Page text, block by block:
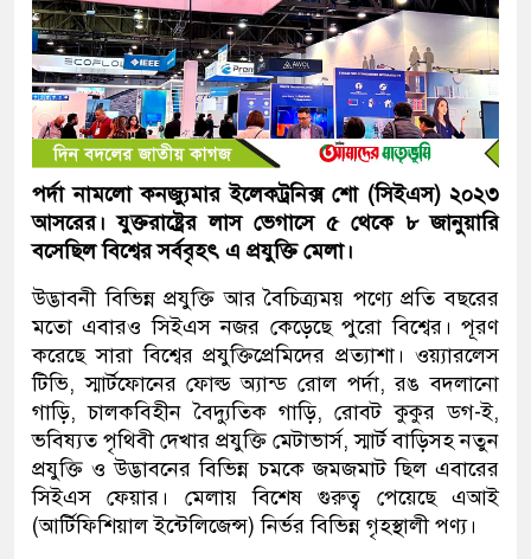
পর্দা নামলো কনজ্যুমার ইলেকট্রনিক্স শো (সিইএস) ২০২৩
আসরের। যুক্তরাষ্ট্রের লাস ভেগাসে ৫ থেকে ৮ জানুয়ারি
বসেছিল বিশ্বের সর্ববৃহৎ এ প্রযুক্তি মেলা।
উদ্ভাবনী বিভিন্ন প্রযুক্তি আর বৈচিত্র্যময় পণ্যে প্রতি বছরের
মতো এবারও সিইএস নজর কেড়েছে পুরো বিশ্বের। পূরণ
করেছে সারা বিশ্বের প্রযুক্তিপ্রেমিদের প্রত্যাশা। ওয়্যারলেস
টিভি, স্মার্টফোনের ফোল্ড অ্যান্ড রোল পর্দা, রঙ বদলানো
গাড়ি, চালকবিহীন বৈদ্যুতিক গাড়ি, রোবট কুকুর ডগ-ই,
ভবিষ্যত পৃথিবী দেখার প্রযুক্তি মেটাভার্স, স্মার্ট বাড়িসহ নতুন
প্রযুক্তি ও উদ্ভাবনের বিভিন্ন চমকে জমজমাট ছিল এবারের
সিইএস ফেয়ার। মেলায় বিশেষ গুরুত্ব পেয়েছে এআই
(আর্টিফিশিয়াল ইন্টেলিজেন্স) নির্ভর বিভিন্ন গৃহস্থালী পণ্য।